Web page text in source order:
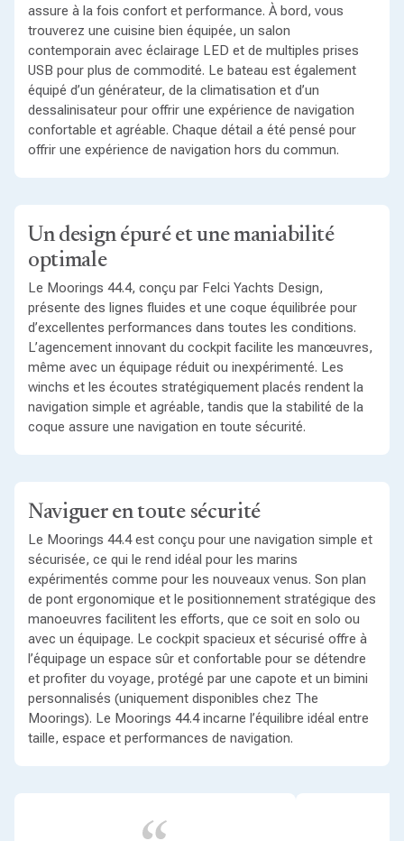
assure à la fois confort et performance. À bord, vous
trouverez une cuisine bien équipée, un salon
contemporain avec éclairage LED et de multiples prises
USB pour plus de commodité. Le bateau est également
équipé d’un générateur, de la climatisation et d’un
dessalinisateur pour offrir une expérience de navigation
confortable et agréable. Chaque détail a été pensé pour
offrir une expérience de navigation hors du commun.
Un design épuré et une maniabilité
optimale
Le Moorings 44.4, conçu par Felci Yachts Design,
présente des lignes fluides et une coque équilibrée pour
d’excellentes performances dans toutes les conditions.
L’agencement innovant du cockpit facilite les manœuvres,
même avec un équipage réduit ou inexpérimenté. Les
winchs et les écoutes stratégiquement placés rendent la
navigation simple et agréable, tandis que la stabilité de la
coque assure une navigation en toute sécurité.
Naviguer en toute sécurité
Le Moorings 44.4 est conçu pour une navigation simple et
sécurisée, ce qui le rend idéal pour les marins
expérimentés comme pour les nouveaux venus. Son plan
de pont ergonomique et le positionnement stratégique des
manoeuvres facilitent les efforts, que ce soit en solo ou
avec un équipage. Le cockpit spacieux et sécurisé offre à
l’équipage un espace sûr et confortable pour se détendre
et profiter du voyage, protégé par une capote et un bimini
personnalisés (uniquement disponibles chez The
Moorings). Le Moorings 44.4 incarne l’équilibre idéal entre
taille, espace et performances de navigation.